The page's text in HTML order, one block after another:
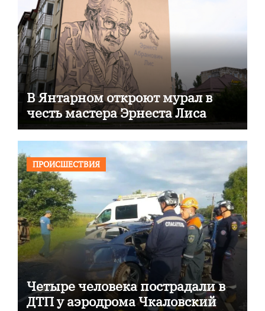
В Янтарном откроют мурал в
честь мастера Эрнеста Лиса
ПРОИСШЕСТВИЯ
Четыре человека пострадали в
ДТП у аэродрома Чкаловский